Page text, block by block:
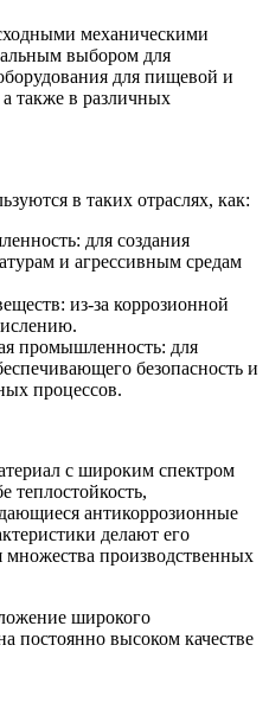
механическими
выбором для
для пищевой и
также в различных
в таких отраслях, как:
для создания
и агрессивным средам
из-за коррозионной
промышленность: для
безопасность и
процессов.
с широким спектром
теплостойкость,
антикоррозионные
делают его
производственных
широкого
постоянно высоком качестве